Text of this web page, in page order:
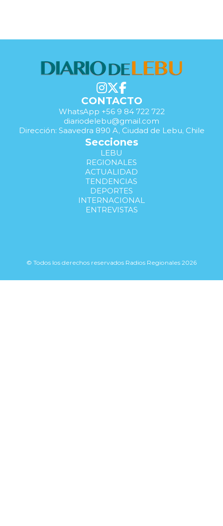
CONTACTO
WhatsApp +56 9 84 722 722
diariodelebu@gmail.com
Dirección: Saavedra 890 A, Ciudad de Lebu, Chile
Secciones
LEBU
REGIONALES
ACTUALIDAD
TENDENCIAS
DEPORTES
INTERNACIONAL
ENTREVISTAS
© Todos los derechos reservados Radios Regionales 2026